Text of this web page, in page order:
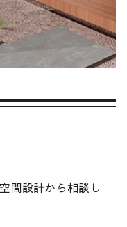
間設計から相談し